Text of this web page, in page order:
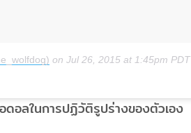
on Jul 26, 2015 at 1:45pm PDT
อลในการปฏิวัติรูปร่างของตัวเอง